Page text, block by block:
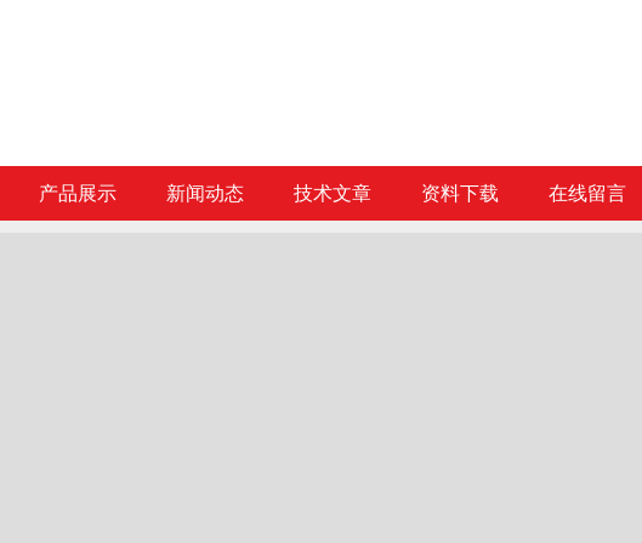
产品展示 新闻动态 技术文章 资料下载 在线留言